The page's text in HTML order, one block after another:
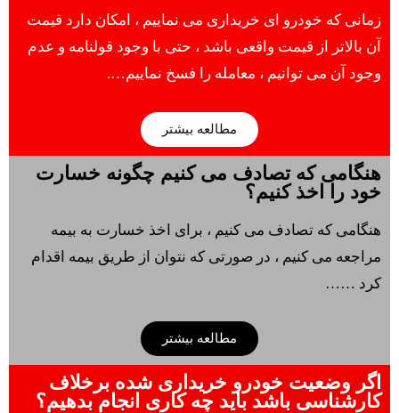
زمانی که خودرو ای خریداری می نماییم ، امکان دارد قیمت
آن بالاتر از قیمت واقعی باشد ، حتی با وجود قولنامه و عدم
وجود آن می توانیم ، معامله را فسخ نماییم….
مطالعه بیشتر
هنگامی که تصادف می کنیم چگونه خسارت
خود را اخذ کنیم؟
هنگامی که تصادف می کنیم ، برای اخذ خسارت به بیمه
مراجعه می کنیم ، در صورتی که نتوان از طریق بیمه اقدام
کرد ……
مطالعه بیشتر
اگر وضعیت خودرو خریداری شده برخلاف
کارشناسی باشد باید چه کاری انجام بدهیم؟